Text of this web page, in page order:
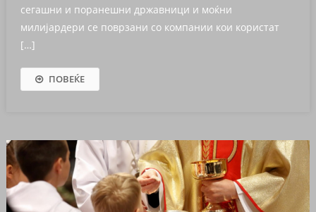
сегашни и поранешни државници и моќни
милијардери се поврзани со компании кои користат
[…]
ПОВЕЌЕ